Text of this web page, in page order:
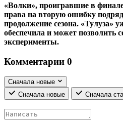
«Волки», проигравшие в
права на вторую ошибку
продолжение сезона. «Тулуза»
обеспечила и может позволить
эксперименты.
Комментарии 0
Сначала новые
Сначала новые
Сначала